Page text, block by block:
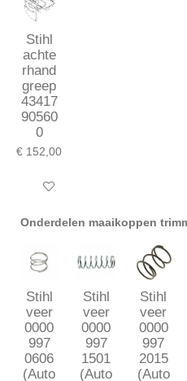
Stihl
achte
rhand
greep
43417
90560
0
€ 152,00
In winkelwagen
Onderdelen maaikoppen
Stihl
veer
0000
997
0606
(Auto
Stihl
veer
0000
997
1501
(Auto
Stihl
veer
0000
997
2015
(Auto